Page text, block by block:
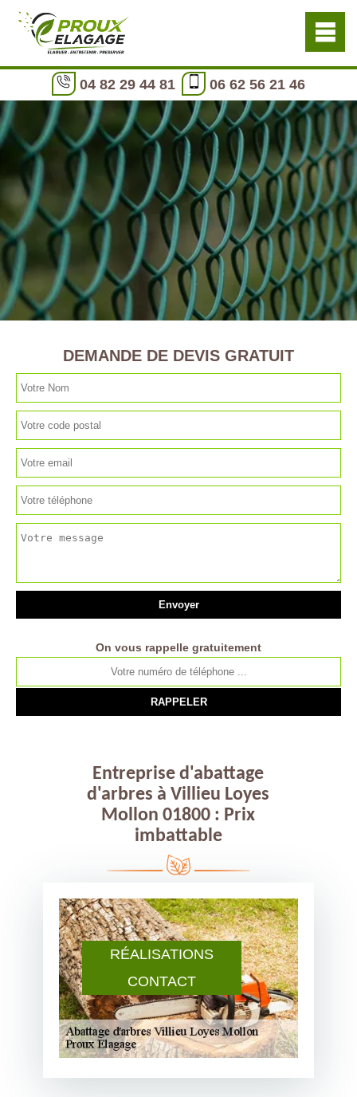
04 82 29 44 81 06 62 56 21 46
RÉALISATIONS
CONTACT
DEMANDE DE DEVIS GRATUIT
On vous rappelle gratuitement
Entreprise d'abattage
d'arbres à Villieu Loyes
Mollon 01800 : Prix
imbattable